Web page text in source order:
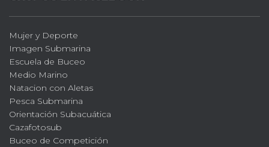
Mujer y Deporte
Imagen Submarina
Escuela de Buceo
Medio Marino
Natacion con Aletas
Pesca Submarina
Orientación Subacuática
Cazafotosub
Buceo de Competición